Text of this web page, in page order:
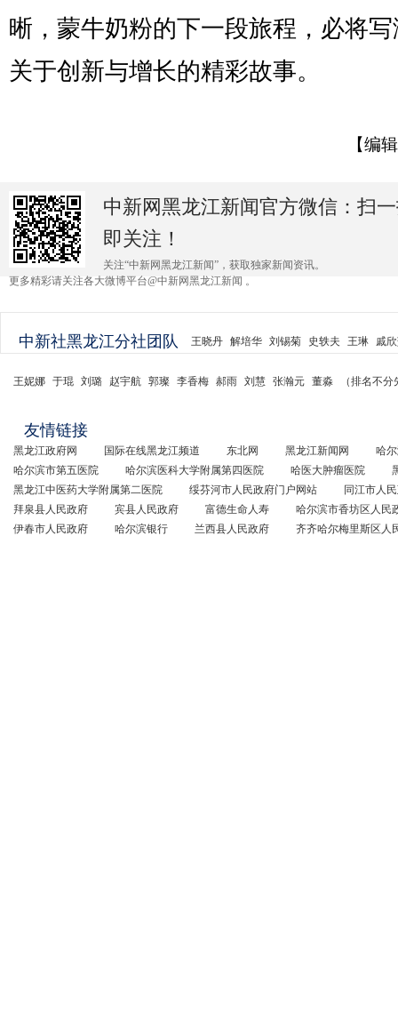
晰，蒙牛奶粉的下一段旅程，必将
关于创新与增长的精彩故事。
【编
中新网黑龙江新闻官方微信：扫
即关注！
关注“中新网黑龙江新闻”，获取独家新闻资讯。
更多精彩请关注各大微博平台@中新网黑龙江新闻 。
中新社黑龙江分社团队 王晓丹 解培华 刘锡菊 史轶夫 王琳 戚
王妮娜 于琨 刘璐 赵宇航 郭璨 李香梅 郝雨 刘慧 张瀚元 董淼 （排名不
友情链接
黑龙江政府网 国际在线黑龙江频道 东北网 黑龙江新闻网
哈
哈尔滨市第五医院
哈尔滨医科大学附属第四医院 哈医大肿瘤医院
黑龙江中医药大学附属第二医院
绥芬河市人民政府门户网站
同江市人
拜泉县人民政府
宾县人民政府 富德生命人寿
哈尔滨市香坊区人民
伊春市人民政府
哈尔滨银行 兰西县人民政府 齐齐哈尔梅里斯区人